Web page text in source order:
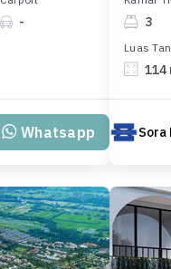
-
Whatsapp
3
Luas
114
Sora